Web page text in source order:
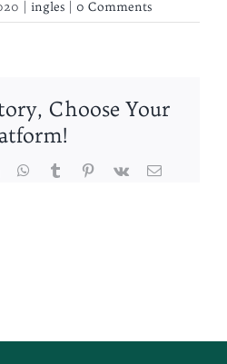
| ingles | 0 Comments
Choose Your
WhatsApp
TumblrPinterest
Vk Email